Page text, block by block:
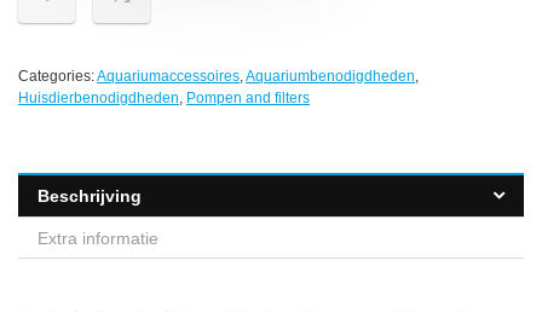
Categories:Aquariumaccessoires,Aquariumbenodigdheden,
Huisdierbenodigdheden, Pompen and filters
Beschrijving
Extra informatie